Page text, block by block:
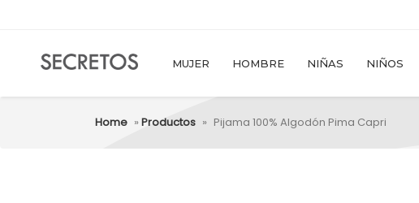
MUJER HOMBRE NIÑAS NIÑOS
Home » Productos » Pijama 100% Algodón Pima Capri